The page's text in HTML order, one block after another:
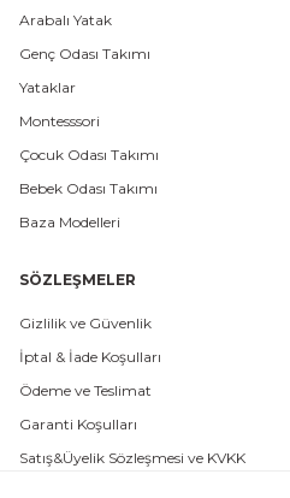
Arabalı Yatak
Genç Odası Takımı
Yataklar
Montesssori
Çocuk Odası Takımı
Bebek Odası Takımı
Baza Modelleri
SÖZLEŞMELER
Gizlilik ve Güvenlik
İptal & İade Koşulları
Ödeme ve Teslimat
Garanti Koşulları
Satış&Üyelik Sözleşmesi ve KVKK